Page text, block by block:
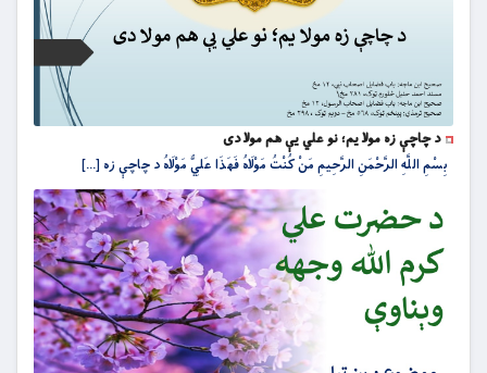
د چاچې زه مولا يم؛ نو علي يې هم مولا دى
بِسْمِ اللَّهِ الرَّحْمَنِ الرَّحِيمِ مَنْ كُنْتُ مَوْلَاهُ فَهَذَا عَلِيٌّ مَوْلَاهُ د چاچې زه [...]